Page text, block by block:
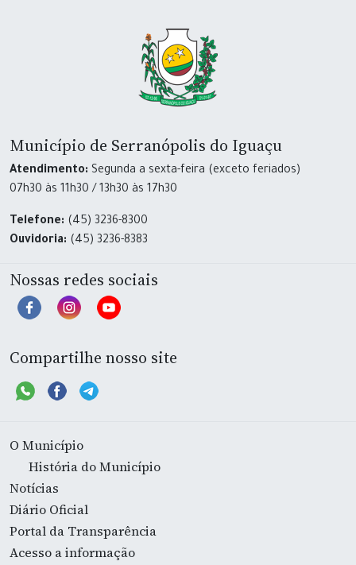
Município de Serranópolis do Iguaçu
Atendimento: Segunda a sexta-feira (exceto feriados)
07h30 às 11h30 / 13h30 às 17h30
Telefone: (45) 3236-8300
Ouvidoria: (45) 3236-8383
Nossas redes sociais
Compartilhe nosso site
O Município
História do Município
Notícias
Diário Oficial
Portal da Transparência
Acesso a informação